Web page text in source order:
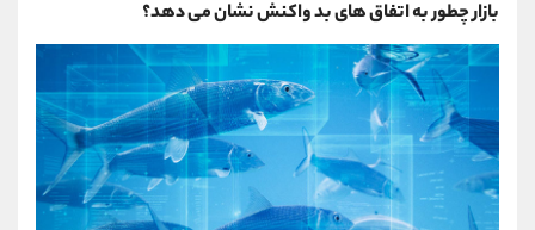
بازار چطور به اتفاق ‌های بد واکنش نشان می ‌دهد؟